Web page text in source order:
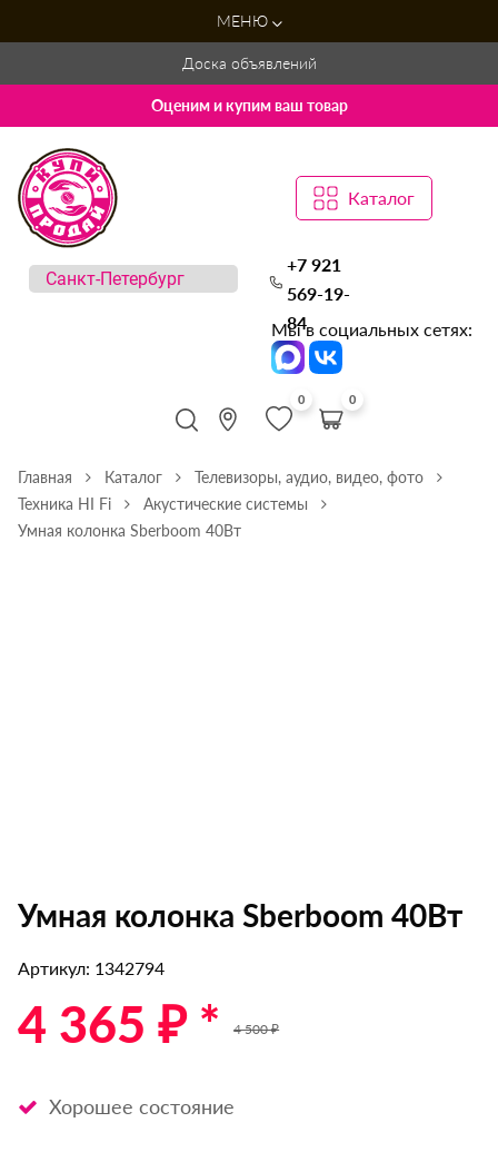
МЕНЮ
Доска объявлений
Оценим и купим ваш товар
Каталог
+7 921
569-19-
84
Мы в социальных сетях:
0 0
Главная Каталог
Телевизоры, аудио, видео, фото
Техника HI Fi
Акустические системы
Умная колонка Sberboom 40Вт
Умная колонка Sberboom 40Вт
Артикул: 1342794
4 365 ₽ * 4 500 ₽
Хорошее состояние